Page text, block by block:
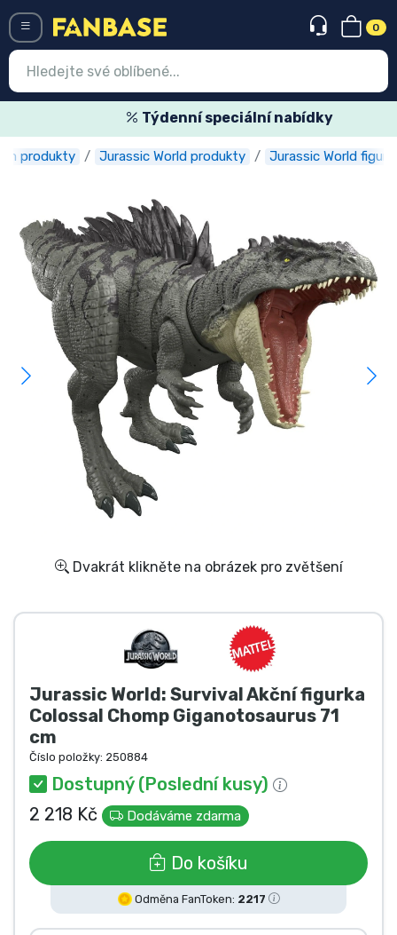
0
Týdenní speciální nabídky
produkty Jurassic World produkty Jurassic World
Dvakrát klikněte na obrázek pro zvětšení
Jurassic World: Survival Akční figurka
Colossal Chomp Giganotosaurus 71
cm
Číslo položky: 250884
Dostupný (Poslední kusy)
2 218 Kč
Dodáváme zdarma
Do košíku
Odměna FanToken: 2217
Vstup Registrace
Nejnovější věci
Speciální nabídky
Expresní doručení
Předobjednat
Outlet produkty
Doprava a platba
Seriálové věci
Filmové věci
Úžasné věci
Anime věci
Hráčské věci
Sportovní věci
Hudební věci
Typy produktů